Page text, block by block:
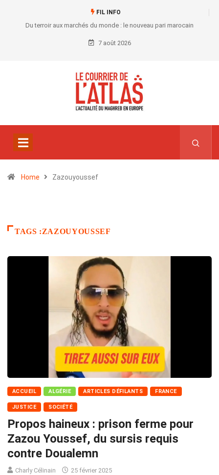
FIL INFO
Du terroir aux marchés du monde : le nouveau pari marocain
7 août 2026
Home Zazouyoussef
TAGS :ZAZOUYOUSSEF
ACCUEIL ALGÉRIE ARTICLES DÉFILANTS FRANCE
JUSTICE SOCIÉTÉ
Propos haineux : prison ferme pour
Zazou Youssef, du sursis requis
contre Doualemn
Charly Célinain 25 février 2025